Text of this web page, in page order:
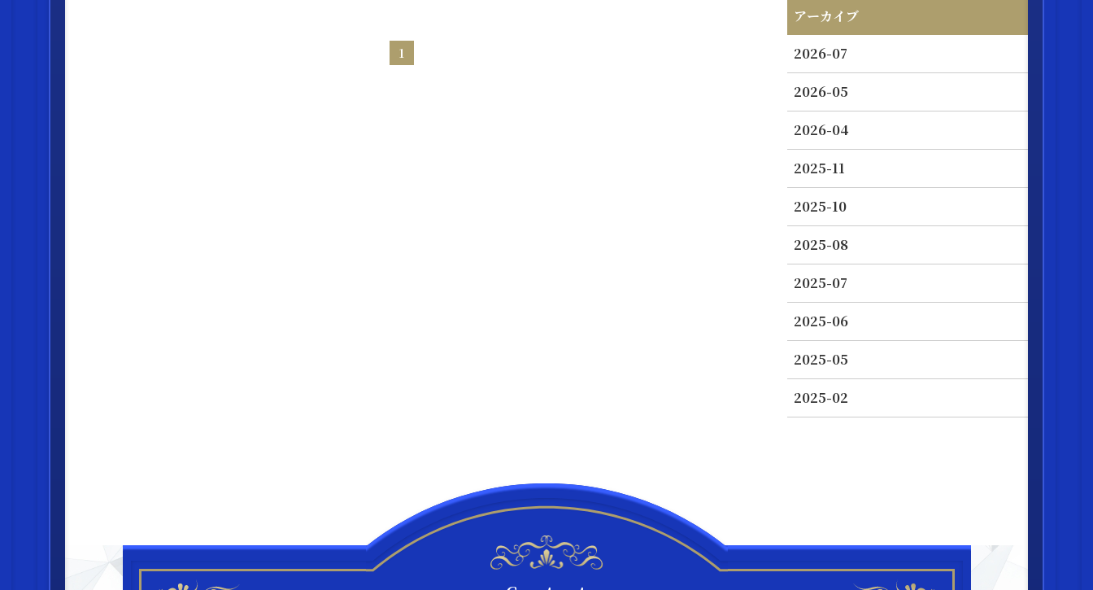
1
アーカイブ
2026-07
2026-05
2026-04
2025-11
2025-10
2025-08
2025-07
2025-06
2025-05
2025-02